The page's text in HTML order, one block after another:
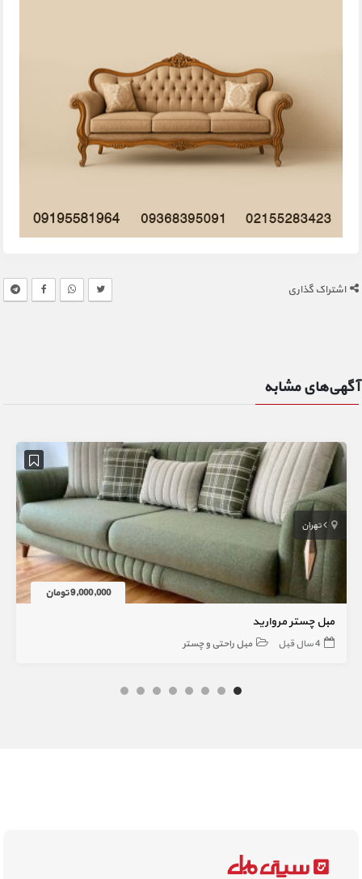
اشتراک گذاری
آگهی‌های مشابه
تهران
9,000,000 تومان
مبل چستر مروارید
4 سال قبل مبل راحتی و چستر